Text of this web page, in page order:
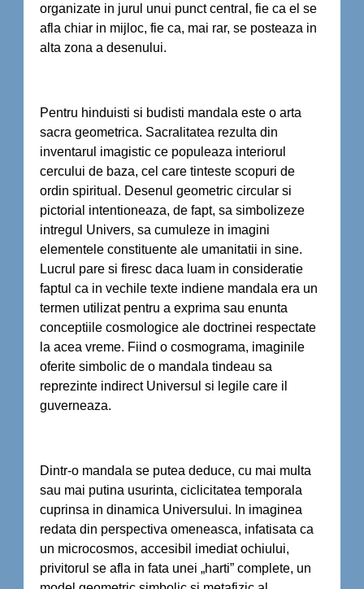
organizate in jurul unui punct central, fie ca el se
afla chiar in mijloc, fie ca, mai rar, se posteaza in
alta zona a desenului.
Pentru hinduisti si budisti mandala este o arta
sacra geometrica. Sacralitatea rezulta din
inventarul imagistic ce populeaza interiorul
cercului de baza, cel care tinteste scopuri de
ordin spiritual. Desenul geometric circular si
pictorial intentioneaza, de fapt, sa simbolizeze
intregul Univers, sa cumuleze in imagini
elementele constituente ale umanitatii in sine.
Lucrul pare si firesc daca luam in consideratie
faptul ca in vechile texte indiene mandala era un
termen utilizat pentru a exprima sau enunta
conceptiile cosmologice ale doctrinei respectate
la acea vreme. Fiind o cosmograma, imaginile
oferite simbolic de o mandala tindeau sa
reprezinte indirect Universul si legile care il
guverneaza.
Dintr-o mandala se putea deduce, cu mai multa
sau mai putina usurinta, ciclicitatea temporala
cuprinsa in dinamica Universului. In imaginea
redata din perspectiva omeneasca, infatisata ca
un microcosmos, accesibil imediat ochiului,
privitorul se afla in fata unei „harti” complete, un